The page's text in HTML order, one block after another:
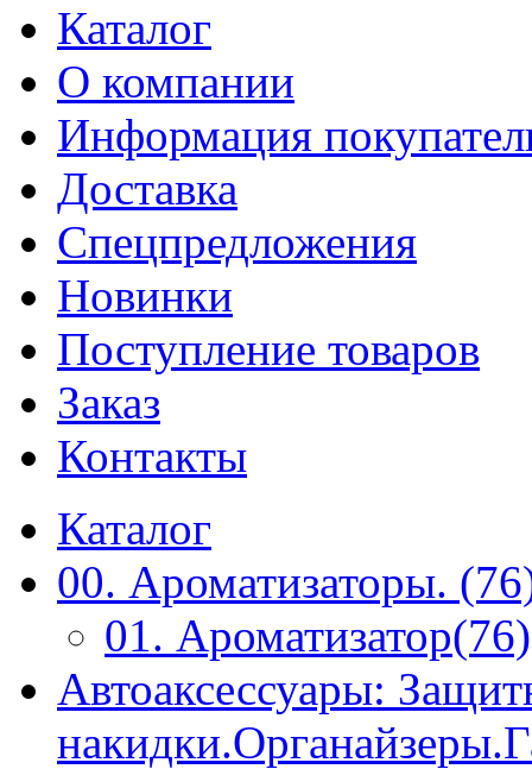
Каталог
О компании
Информация
Доставка
Спецпредложения
Новинки
Поступление товаров
Заказ
Контакты
Каталог
00. Ароматизаторы.
01. Ароматизатор(76)
Автоаксессуары: